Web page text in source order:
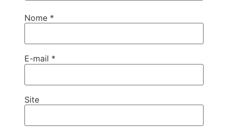
Nome *
E-mail *
Site